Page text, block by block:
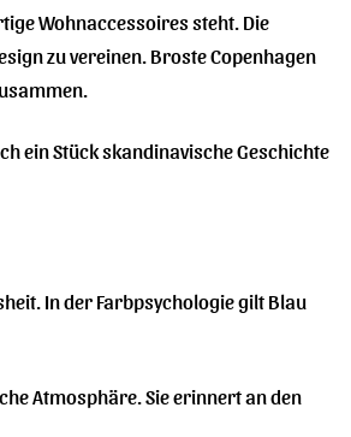
Wohnaccessoires steht. Die
zu vereinen. Broste Copenhagen
ein Stück skandinavische Geschichte
In der Farbpsychologie gilt Blau
Atmosphäre. Sie erinnert an den